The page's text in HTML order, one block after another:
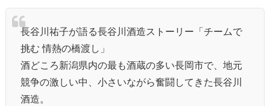
長谷川祐子が語る長谷川酒造ストーリー「チームで
挑む 情熱の橋渡し」
酒どころ新潟県内の最も酒蔵の多い長岡市で、地元
競争の激しい中、小さいながら奮闘してきた長谷川
酒造。